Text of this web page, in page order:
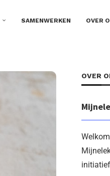
SAMENWERKEN OVER
OVER